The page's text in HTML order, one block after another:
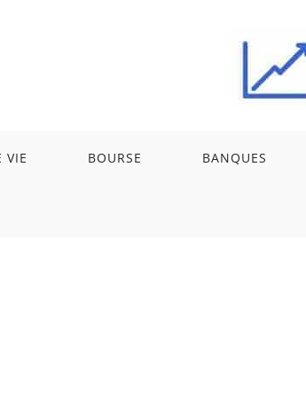
VIE BOURSE BANQUES